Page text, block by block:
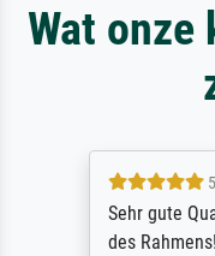
Wat onze
5
Sehr gute
des